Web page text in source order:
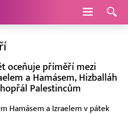
Navigace
oceňuje příměří mezi
a Hamásem, Hizballáh
Palestincům
Hamásem a Izraelem v pátek